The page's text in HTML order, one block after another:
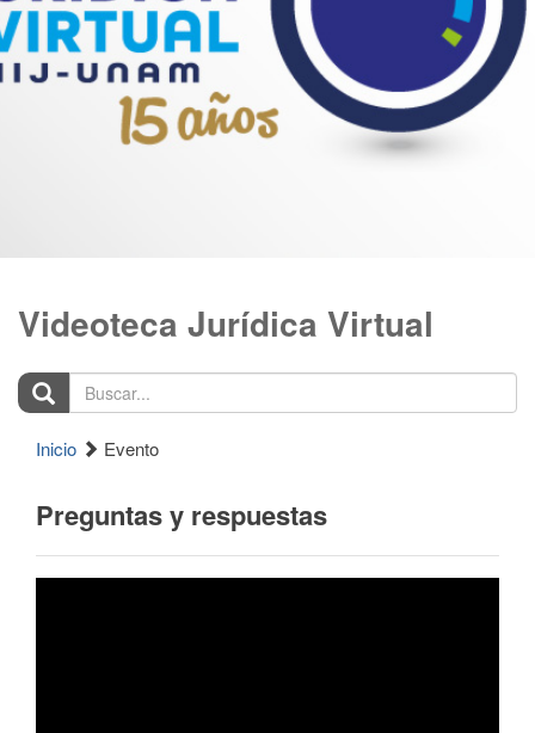
Videoteca Jurídica Virtual
Buscar...
Inicio Evento
Preguntas y respuestas